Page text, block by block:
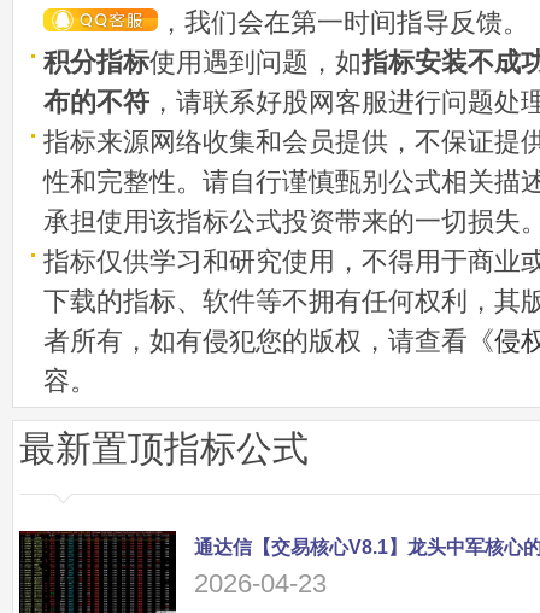
，我们会在第一时间指导反馈。
积分指标使用遇到问题，如指标安装不成
布的不符 ，请联系好股网客服进行问题处
指标来源网络收集和会员提供，不保证提
性和完整性。请自行谨慎甄别公式相关描
承担使用该指标公式投资带来的一切损失
指标仅供学习和研究使用，不得用于商业
下载的指标、软件等不拥有任何权利，其
者所有，如有侵犯您的版权，请查看《侵
容。
最新置顶指标公式
2026-04-23